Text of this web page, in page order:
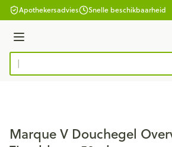
Ga naar de inhoud
Apothekersadvies Snelle beschikbaarheid
Menu
Product, merk, categorie...
Marque V Douchegel